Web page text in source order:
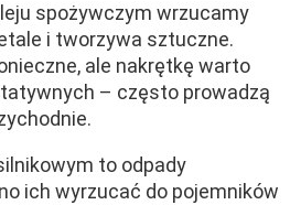
spożywczym wrzucamy
i tworzywa sztuczne.
ale nakrętkę warto
– często prowadzą
to odpady
ich wyrzucać do pojemników